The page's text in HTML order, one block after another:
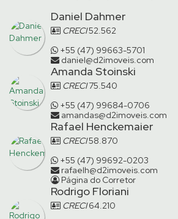
Daniel Dahmer
CRECI52.562
+55 (47) 99663-5701
daniel@d2imoveis.com
Amanda Stoinski
CRECI75.540
+55 (47) 99684-0706
amandas@d2imoveis.com
Rafael Henckemaier
CRECI58.870
+55 (47) 99692-0203
rafaelh@d2imoveis.com
Página do Corretor
Rodrigo Floriani
CRECI64.210